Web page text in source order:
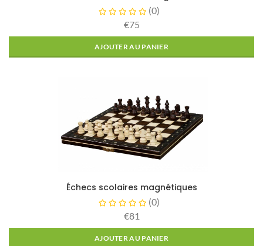
(0)
€75
AJOUTER AU PANIER
Échecs scolaires magnétiques
(0)
€81
AJOUTER AU PANIER